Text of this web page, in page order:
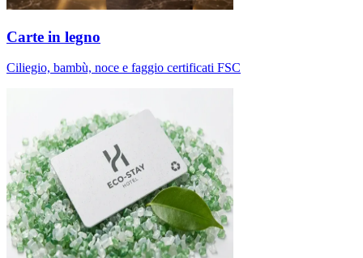
Carte in legno
Ciliegio, bambù, noce e faggio certificati FSC